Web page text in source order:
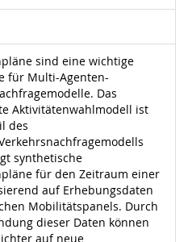
sind eine wichtige
für Multi-Agenten-
Das
Aktivitätenwahlmodell ist
des
synthetische
für den Zeitraum einer
auf Erhebungsdaten
Mobilitätspanels. Durch
dieser Daten können
auf neue